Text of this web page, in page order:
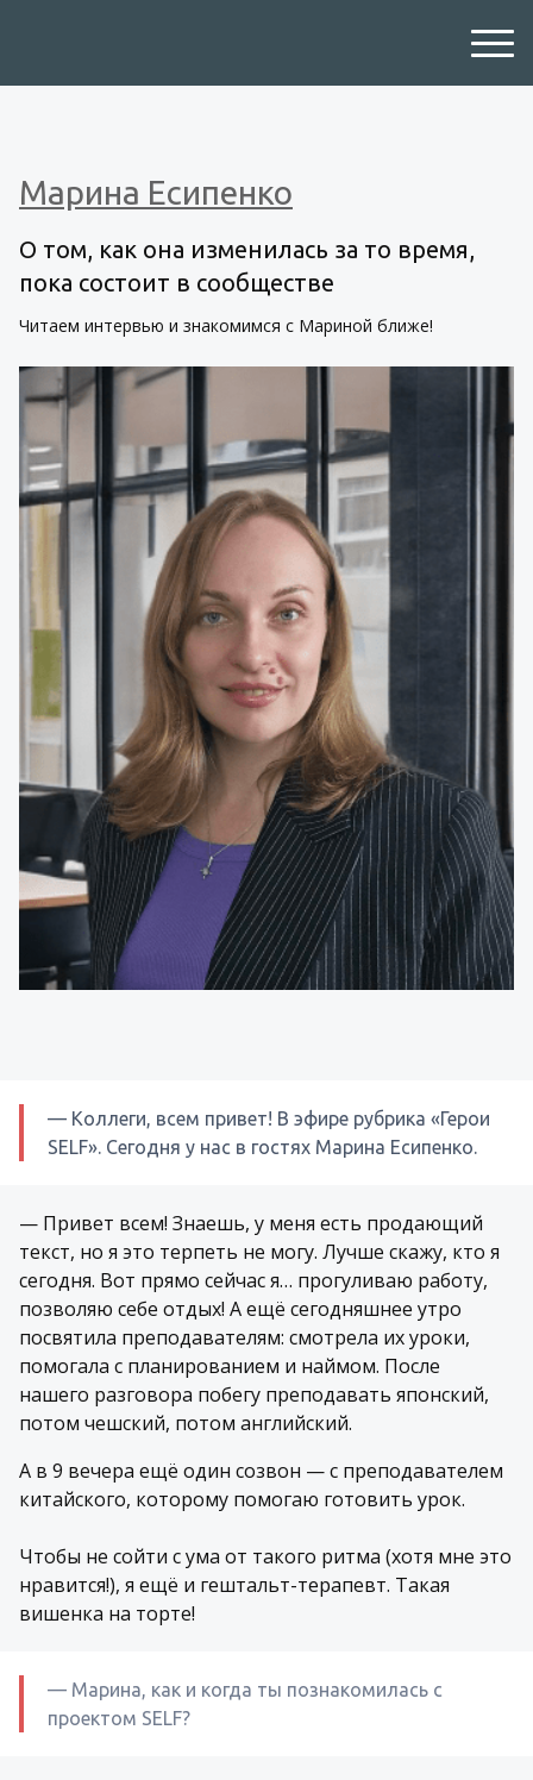
Марина Есипенко
О том, как она изменилась за то время,
пока состоит в сообществе
Читаем интервью и знакомимся с Мариной ближе!
— Коллеги, всем привет! В эфире рубрика «Герои
SELF». Сегодня у нас в гостях Марина Есипенко.
— Привет всем! Знаешь, у меня есть продающий
текст, но я это терпеть не могу. Лучше скажу, кто я
сегодня. Вот прямо сейчас я… прогуливаю работу,
позволяю себе отдых! А ещё сегодняшнее утро
посвятила преподавателям: смотрела их уроки,
помогала с планированием и наймом. После
нашего разговора побегу преподавать японский,
потом чешский, потом английский.
А в 9 вечера ещё один созвон — с преподавателем
китайского, которому помогаю готовить урок.
Чтобы не сойти с ума от такого ритма (хотя мне это
нравится!), я ещё и гештальт-терапевт. Такая
вишенка на торте!
— Марина, как и когда ты познакомилась с
проектом SELF?